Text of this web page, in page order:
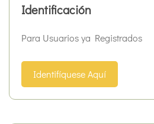
Identificación
Para Usuarios ya Registrados
Identifíquese Aquí